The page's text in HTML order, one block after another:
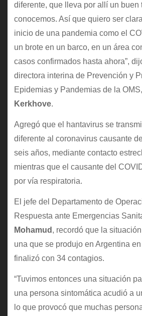
diferente, que lleva por allí un buen
conocemos. Así que quiero ser
inicio de una pandemia como el
un brote en un barco, en un área
casos confirmados hasta ahora”,
directora interina de Prevención y
Epidemias y Pandemias de la OMS,
Kerkhove.
Agregó que el hantavirus se
diferente al coronavirus causante
seis años, mediante contacto
mientras que el causante del
por vía respiratoria.
El jefe del Departamento de
Respuesta ante Emergencias
Mohamud , recordó que la
una que se produjo en Argentina
finalizó con 34 contagios.
“Tuvimos entonces una situación
una persona sintomática acudió a
lo que provocó que muchas